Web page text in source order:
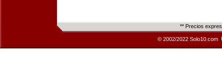
** Precios
© 2002/2022 Solo10.com